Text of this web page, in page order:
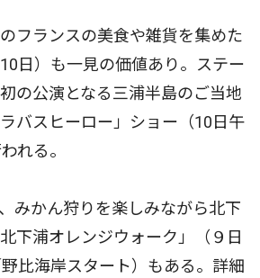
フランスの美食や雑貨を集めた
日）も一見の価値あり。ステー
の公演となる三浦半島のご当地
バスヒーロー」ショー（10日午
れる。
みかん狩りを楽しみながら北下
下浦オレンジウォーク」（９日
比海岸スタート）もある。詳細